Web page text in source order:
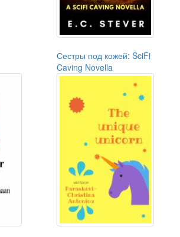
Сестры под кожей: SciFi
Caving Novella